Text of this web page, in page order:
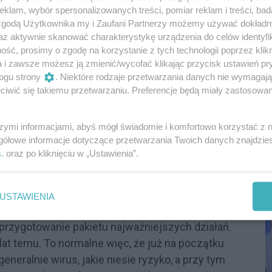
i jej koalicjanci w naszym okręgu.
jest już o wiele mniejszy i w wielu
(przytoczone dane można zweryfikować w
aby kogoś stygmatyzować. Ludzie najczęściej
są pewni rezultatów. To naturalna reakcja.
sytuacji kryzysu będzie zagubione. Dlatego
pakietu najważniejszych działań.
temu. To normalne więc, że już na początku
wirus, jakie niesie ryzyko, a przy tym
wybór spersonalizowanych treści, pomiar reklam i treści,
Użytkownika my i Zaufani Partnerzy możemy używać
aktywnie skanować charakterystykę urządzenia do celów
prosimy o zgodę na korzystanie z tych technologii poprzez
i zawsze możesz ją zmienić/wycofać klikając przycisk ustawień
strony
. Niektóre rodzaje przetwarzania danych nie
się takiemu przetwarzaniu. Preferencje będą miały
informacjami, abyś mógł świadomie i komfortowo korzystać z
informacje dotyczące przetwarzania Twoich danych
. oraz po kliknięciu w „Ustawienia”.
USTAWIENIA